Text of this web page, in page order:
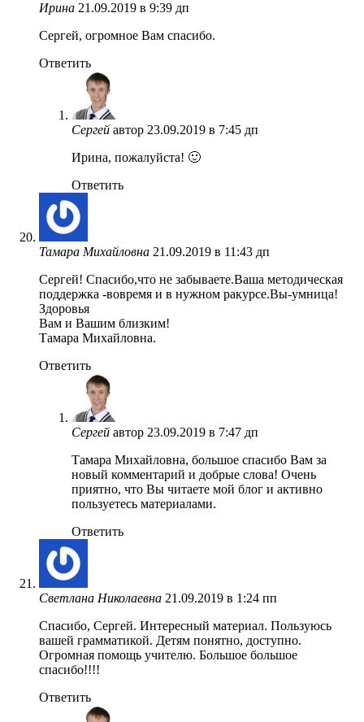
Ирина 21.09.2019 в 9:39 дп
Сергей, огромное Вам спасибо.
Ответить
Сергей автор 23.09.2019 в 7:45 дп
Ирина, пожалуйста! 🙂
Ответить
Тамара Михайловна 21.09.2019 в 11:43 дп
Сергей! Спасибо,что не забываете.Ваша методическая
поддержка -вовремя и в нужном ракурсе.Вы-умница!
Здоровья
Вам и Вашим близким!
Тамара Михайловна.
Ответить
Сергей автор 23.09.2019 в 7:47 дп
Тамара Михайловна, большое спасибо Вам за
новый комментарий и добрые слова! Очень
приятно, что Вы читаете мой блог и активно
пользуетесь материалами.
Ответить
Светлана Николаевна 21.09.2019 в 1:24 пп
Спасибо, Сергей. Интересный материал. Пользуюсь
вашей грамматикой. Детям понятно, доступно.
Огромная помощь учителю. Большое большое
спасибо!!!!
Ответить